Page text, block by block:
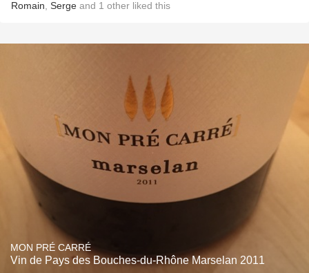
Romain Serge and 1 other liked this
MON PRÉ CARRÉ
Vin de Pays des Bouches-du-Rhône Marselan 2011